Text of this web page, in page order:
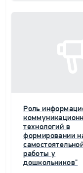
Роль
технологий в
формировании
работы у
дошкольников"